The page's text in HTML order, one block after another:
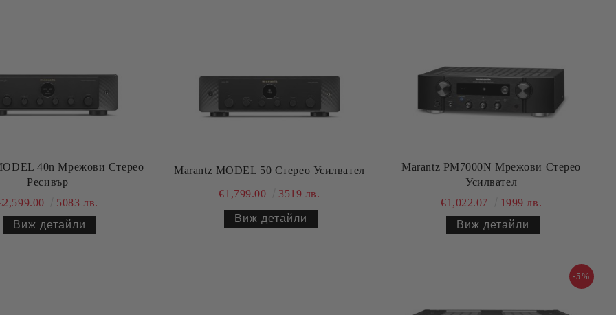
40n Мрежови Стерео
Ресивър
5083 лв.
Виж детайли
Marantz MODEL 50 Стерео Усилвател
€1,799.00 3519 лв.
Виж детайли
Marantz PM7000N Мрежови Стерео
Усилвател
€1,022.07
1999 лв.
Виж детайли
-5%